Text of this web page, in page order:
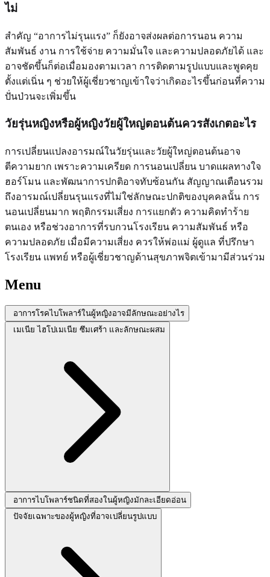
ไม่
สำคัญ “อาการไม่รุนแรง” ก็ยังอาจส่งผลต่อการนอน ความ
สัมพันธ์ งาน การใช้จ่าย ความมั่นใจ และความปลอดภัยได้ และ
อาจชัดขึ้นก็ต่อเมื่อมองตามเวลา การติดตามรูปแบบและพูดคุย
ตั้งแต่เนิ่น ๆ ช่วยให้ผู้เชี่ยวชาญเข้าใจว่าเกิดอะไรขึ้นก่อนที่ความ
ปั่นป่วนจะเพิ่มขึ้น
วัยรุ่นหญิงหรือผู้หญิงวัยผู้ใหญ่ตอนต้นควรสังเกตอะไร
การเปลี่ยนแปลงอารมณ์ในวัยรุ่นและวัยผู้ใหญ่ตอนต้นอาจ
ตีความยาก เพราะความเครียด การนอนเปลี่ยน บาดแผลทางใจ
ฮอร์โมน และพัฒนาการปกติอาจทับซ้อนกัน สัญญาณเตือนรวม
ถึงอารมณ์เปลี่ยนรุนแรงที่ไม่ใช่ลักษณะปกติของบุคคลนั้น การ
นอนเปลี่ยนมาก พฤติกรรมเสี่ยง การแยกตัว ความคิดทำร้าย
ตนเอง หรือช่วงอาการที่รบกวนโรงเรียน ความสัมพันธ์ หรือ
ความปลอดภัย เมื่อมีความเสี่ยง ควรให้พ่อแม่ ผู้ดูแล ที่ปรึกษา
โรงเรียน แพทย์ หรือผู้เชี่ยวชาญด้านสุขภาพจิตเข้ามามีส่วนร่วม
Menu
อาการโรคไบโพลาร์ในผู้หญิงอาจมีลักษณะอย่างไร
เมเนีย ไฮโปเมเนีย ซึมเศร้า และลักษณะผสม
อาการไบโพลาร์ชนิดที่สองในผู้หญิงมักละเอียดอ่อน
ปัจจัยเฉพาะของผู้หญิงที่อาจเปลี่ยนรูปแบบ